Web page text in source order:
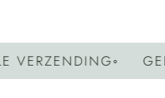
◦ GEEN